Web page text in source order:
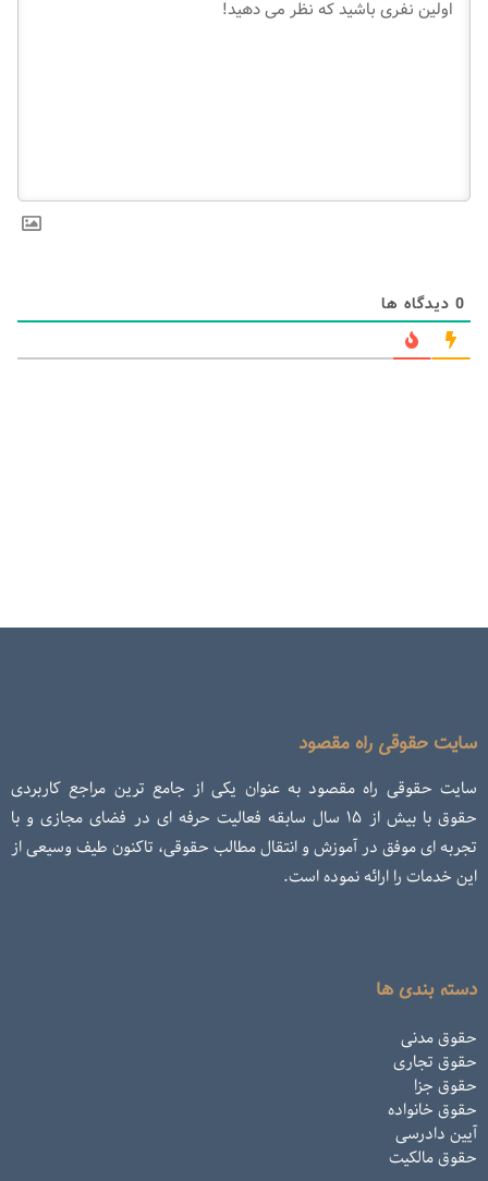
0 دیدگاه ها
سایت حقوقی راه مقصود
سایت حقوقی راه مقصود به عنوان یکی از جامع ترین مراجع کاربردی
حقوق با بیش از ۱۵ سال سابقه فعالیت حرفه ای در فضای مجازی و با
تجربه ای موفق در آموزش و انتقال مطالب حقوقی، تاکنون طیف وسیعی از
این خدمات را ارائه نموده است.
دسته بندی ها
حقوق مدنی
حقوق تجاری
حقوق جزا
حقوق خانواده
آیین دادرسی
حقوق مالکیت